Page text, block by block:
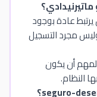
عادة بوجود
مجرد التسجيل
أن يكون
النظام.